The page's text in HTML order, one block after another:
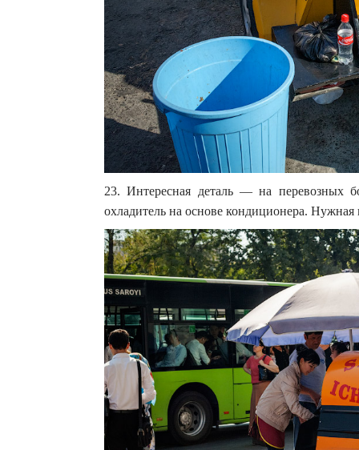
23. Интересная деталь — на перевозных
охладитель на основе кондиционера.